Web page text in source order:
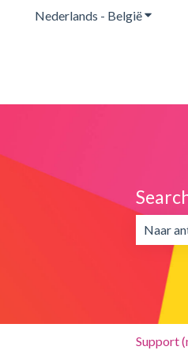
Nederlands - België
Er zijn
Support